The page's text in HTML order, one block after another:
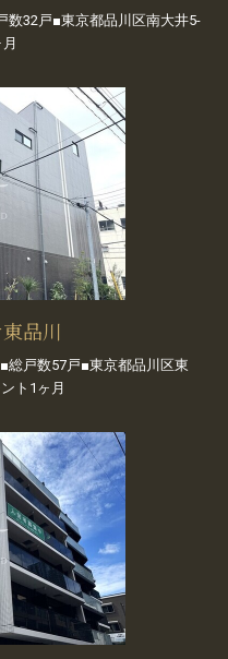
数32戸■東京都品川区南大井5-
品川
総戸数57戸■東京都品川区東
ト1ヶ月